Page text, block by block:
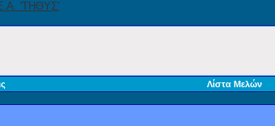
Λίστα Μελών